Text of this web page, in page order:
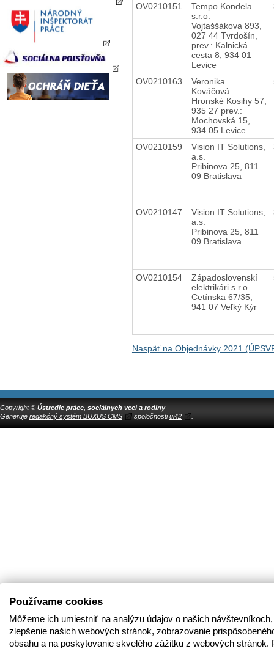
OV0210151
Tempo Kondela
s.r.o.
Vojtaššákova 893,
027 44 Tvrdošín,
prev.: Kalnická
cesta 8, 934 01
Levice
OV0210163
Veronika
Kováčová
Hronské Kosihy 57,
935 27 prev.:
Mochovská 15,
934 05 Levice
OV0210159
Vision IT Solutions,
a.s.
Pribinova 25, 811
09 Bratislava
OV0210147
Vision IT Solutions,
a.s.
Pribinova 25, 811
09 Bratislava
OV0210154
Západoslovenskí
elektrikári s.r.o.
Cetínska 67/35,
941 07 Veľký Kýr
Naspäť na Objednávky 2021
Copyright © Ústredie práce, sociálnych vecí a rodiny
Generuje redakčný systém BUXUS CMS spoločnostiui42
Používame cookies
Môžeme ich umiestniť na analýzu údajov o našich
zlepšenie našich webových stránok, zobrazovanie
obsahu a na poskytovanie skvelého zážitku z webových stránok.